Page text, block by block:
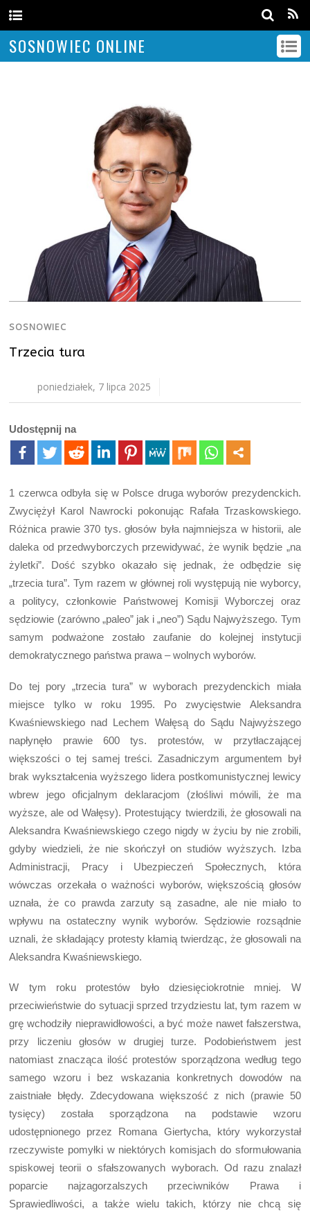
SOSNOWIEC ONLINE
SOSNOWIEC
Trzecia tura
poniedziałek, 7 lipca 2025
Udostępnij na
1 czerwca odbyła się w Polsce druga wyborów prezydenckich.
Zwyciężył Karol Nawrocki pokonując Rafała Trzaskowskiego.
Różnica prawie 370 tys. głosów była najmniejsza w historii, ale
daleka od przedwyborczych przewidywać, że wynik będzie „na
żyletki”. Dość szybko okazało się jednak, że odbędzie się
„trzecia tura”. Tym razem w głównej roli występują nie wyborcy,
a politycy, członkowie Państwowej Komisji Wyborczej oraz
sędziowie (zarówno „paleo” jak i „neo”) Sądu Najwyższego. Tym
samym podważone zostało zaufanie do kolejnej instytucji
demokratycznego państwa prawa – wolnych wyborów.
Do tej pory „trzecia tura” w wyborach prezydenckich miała
miejsce tylko w roku 1995. Po zwycięstwie Aleksandra
Kwaśniewskiego nad Lechem Wałęsą do Sądu Najwyższego
napłynęło prawie 600 tys. protestów, w przytłaczającej
większości o tej samej treści. Zasadniczym argumentem był
brak wykształcenia wyższego lidera postkomunistycznej lewicy
wbrew jego oficjalnym deklaracjom (złośliwi mówili, że ma
wyższe, ale od Wałęsy). Protestujący twierdzili, że głosowali na
Aleksandra Kwaśniewskiego czego nigdy w życiu by nie zrobili,
gdyby wiedzieli, że nie skończył on studiów wyższych. Izba
Administracji, Pracy i Ubezpieczeń Społecznych, która
wówczas orzekała o ważności wyborów, większością głosów
uznała, że co prawda zarzuty są zasadne, ale nie miało to
wpływu na ostateczny wynik wyborów. Sędziowie rozsądnie
uznali, że składający protesty kłamią twierdząc, że głosowali na
Aleksandra Kwaśniewskiego.
W tym roku protestów było dziesięciokrotnie mniej. W
przeciwieństwie do sytuacji sprzed trzydziestu lat, tym razem w
grę wchodziły nieprawidłowości, a być może nawet fałszerstwa,
przy liczeniu głosów w drugiej turze. Podobieństwem jest
natomiast znacząca ilość protestów sporządzona według tego
samego wzoru i bez wskazania konkretnych dowodów na
zaistniałe błędy. Zdecydowana większość z nich (prawie 50
tysięcy) została sporządzona na podstawie wzoru
udostępnionego przez Romana Giertycha, który wykorzystał
rzeczywiste pomyłki w niektórych komisjach do sformułowania
spiskowej teorii o sfałszowanych wyborach. Od razu znalazł
poparcie najzagorzalszych przeciwników Prawa i
Sprawiedliwości, a także wielu takich, którzy nie chcą się